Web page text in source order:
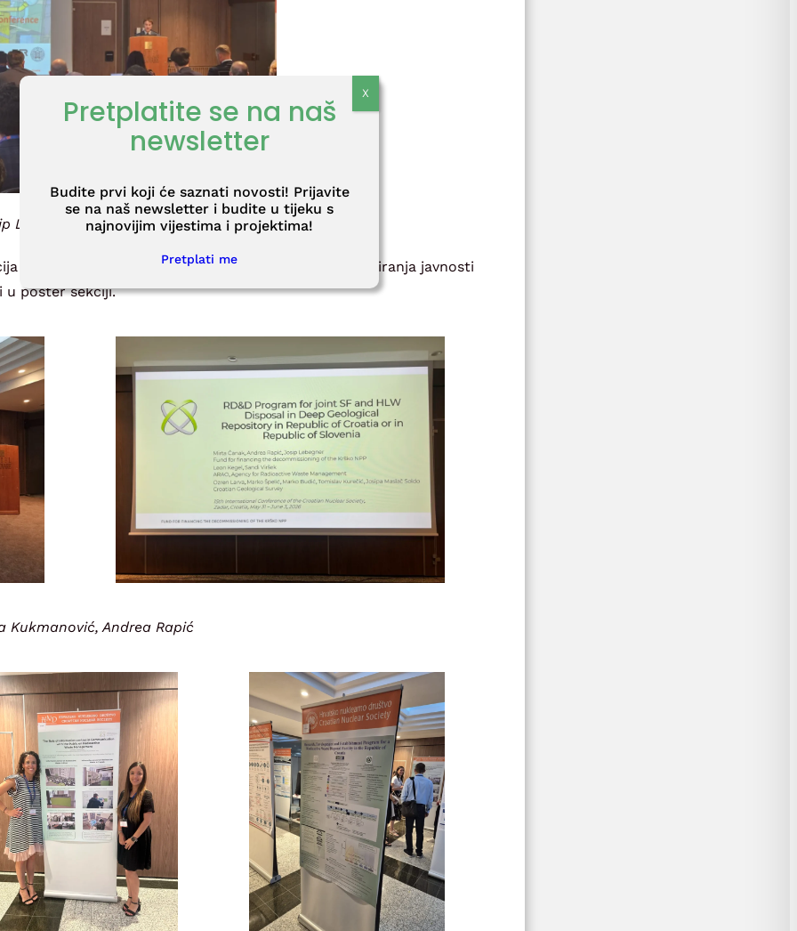
Lebegner, direktor Fonda
na temu zbrinjavanja radioaktivnog otpada i informiranja javnosti
u poster sekciji.
Kukmanović, Andrea Rapić
Pretplatite se na naš
newsletter
Budite prvi koji će saznati novosti! Prijavite
se na naš newsletter i budite u tijeku s
najnovijim vijestima i projektima!
Pretplati me